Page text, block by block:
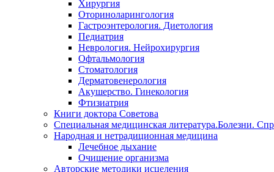
Хирургия
Оториноларингология
Гастроэнтерология. Диетология
Педиатрия
Неврология. Нейрохирургия
Офтальмология
Стоматология
Дерматовенерология
Акушерство. Гинекология
Фтизиатрия
Книги доктора Советова
Специальная медицинская литература.Болезни.
Народная и нетрадиционная медицина
Лечебное дыхание
Очищение организма
Авторские методики исцеления